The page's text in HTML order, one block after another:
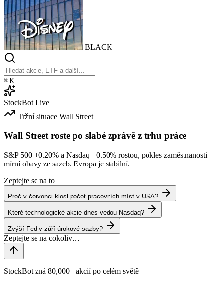
BLACK
⌘ K
StockBot Live
Tržní situace Wall Street
Wall Street roste po slabé zprávě z trhu práce
S&P 500 +0.20% a Nasdaq +0.50% rostou, pokles zaměstnanosti
mírní obavy ze sazeb. Evropa je stabilní.
Zeptejte se na to
Proč v červenci klesl počet pracovních míst v USA?
Které technologické akcie dnes vedou Nasdaq?
Zvýší Fed v září úrokové sazby?
StockBot zná 80,000+ akcií po celém světě